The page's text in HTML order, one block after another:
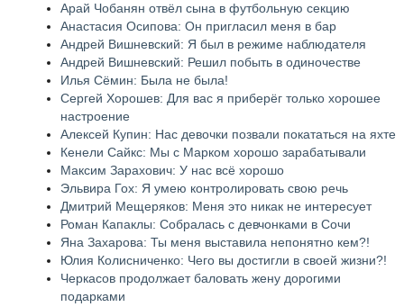
Арай Чобанян отвёл сына в футбольную секцию
Анастасия Осипова: Он пригласил меня в бар
Андрей Вишневский: Я был в режиме наблюдателя
Андрей Вишневский: Решил побыть в одиночестве
Илья Сёмин: Была не была!
Сергей Хорошев: Для вас я приберёг только хорошее
настроение
Алексей Купин: Нас девочки позвали покататься на яхте
Кенели Сайкс: Мы с Марком хорошо зарабатывали
Максим Зарахович: У нас всё хорошо
Эльвира Гох: Я умею контролировать свою речь
Дмитрий Мещеряков: Меня это никак не интересует
Роман Капаклы: Собралась с девчонками в Сочи
Яна Захарова: Ты меня выставила непонятно кем?!
Юлия Колисниченко: Чего вы достигли в своей жизни?!
Черкасов продолжает баловать жену дорогими
подарками